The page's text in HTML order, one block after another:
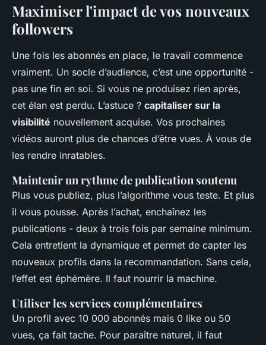
Maximiser l'impact de vos nouveaux
followers
Une fois les abonnés en place, le travail commence
vraiment. Un socle d’audience, c’est une opportunité -
pas une fin en soi. Si vous ne produisez rien après,
cet élan est perdu. L’astuce ? capitaliser sur la
visibilité nouvellement acquise. Vos prochaines
vidéos auront plus de chances d’être vues. À vous de
les rendre inratables.
Maintenir un rythme de publication soutenu
Plus vous publiez, plus l’algorithme vous teste. Et plus
il vous pousse. Après l’achat, enchaînez les
publications - deux à trois fois par semaine minimum.
Cela entretient la dynamique et permet de capter les
nouveaux profils dans la recommandation. Sans cela,
l’effet est éphémère. Il faut nourrir la machine.
Utiliser les services complémentaires
Un profil avec 10 000 abonnés mais 0 like ou 50
vues, ça fait tache. Pour paraître naturel, il faut